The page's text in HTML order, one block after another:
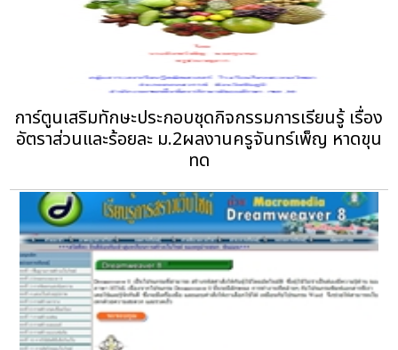
การ์ตูนเสริมทักษะประกอบชุดกิจกรรมการเรียนรู้ เรื่อง
อัตราส่วนและร้อยละ ม.2ผลงานครูจันทร์เพ็ญ หาดขุน
ทด